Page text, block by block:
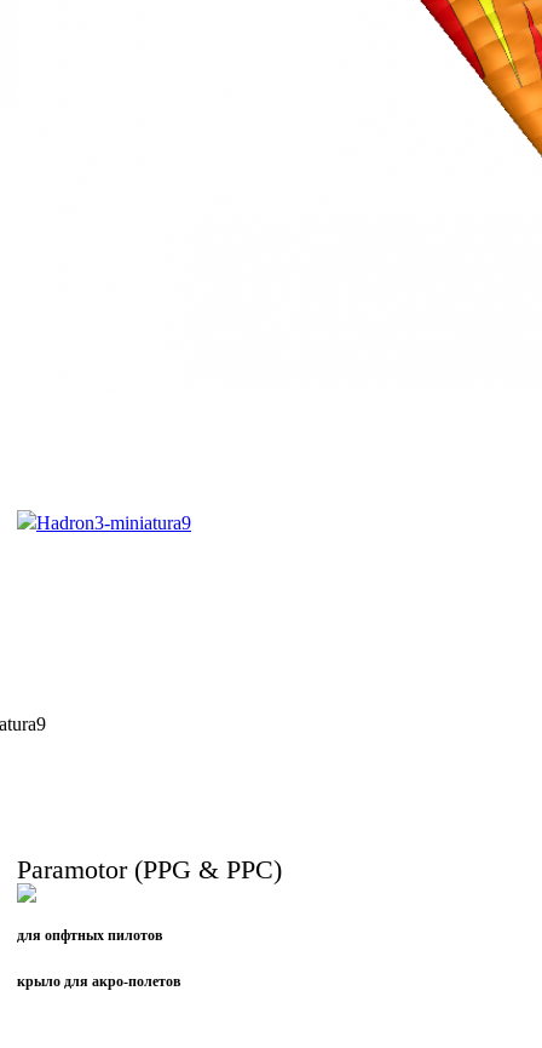
Paramotor (PPG & PPC)
для опфтных пилотов
крыло для акро-полетов